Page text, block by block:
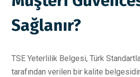
Sağlanır?
TSE Yeterlilik Belgesi, Türk
tarafından verilen bir kalite